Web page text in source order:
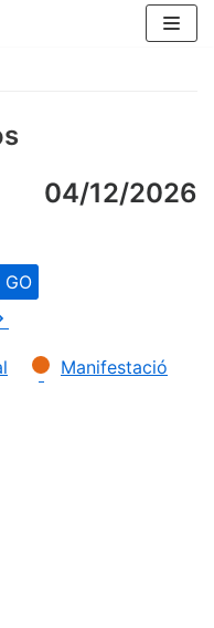
04/12/2026
Manifestació